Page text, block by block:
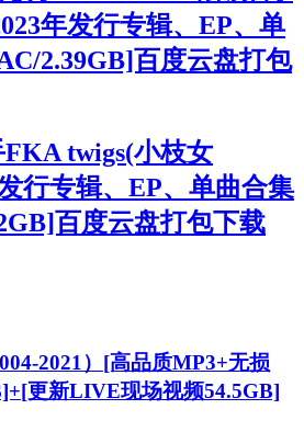
年发行专辑、EP、单
2.39GB]百度云盘打包
twigs(小枝女
行专辑、EP、单曲合集
百度云盘打包下载
2021）[高品质MP3+无损
更新LIVE现场视频54.5GB]